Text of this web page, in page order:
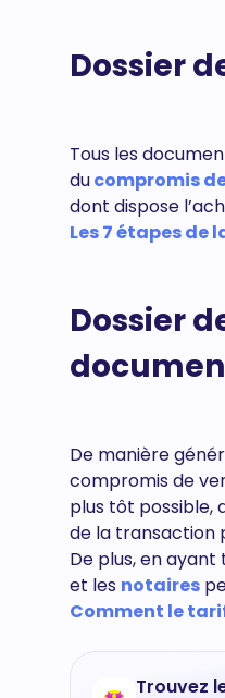
Dossier
Tous les
ducompromis
dont dispose
Les 7 étapes
Dossier
De manière
compromis de
plus tôt possible,
de la transaction
De plus, en
et les notaires
Comment le
Trouvez